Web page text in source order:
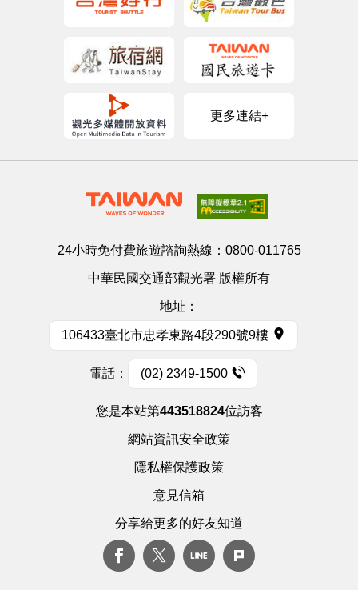
更多連結+
24小時免付費旅遊諮詢熱線： 0800-011765
中華民國交通部觀光署 版權所有
地址：
106433臺北市忠孝東路4段290號9樓
電話： (02) 2349-1500
您是本站第443518824位訪客
網站資訊安全政策
隱私權保護政策
意見信箱
分享給更多的好友知道